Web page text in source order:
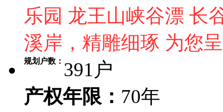
乐园 龙王山峡谷漂 长
溪岸，精雕细琢 为您
规划户数： 391户
产权年限： 70年